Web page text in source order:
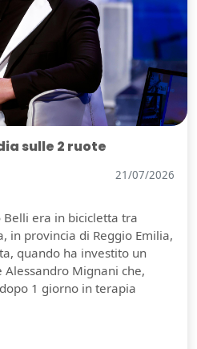
sulle 2 ruote
21/07/2026
Belli era in bicicletta tra
in provincia di Reggio Emilia,
quando ha investito un
Mignani che,
1 giorno in terapia